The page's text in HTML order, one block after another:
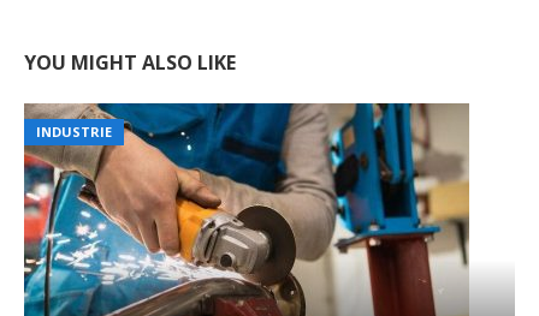
YOU MIGHT ALSO LIKE
INDUSTRIE